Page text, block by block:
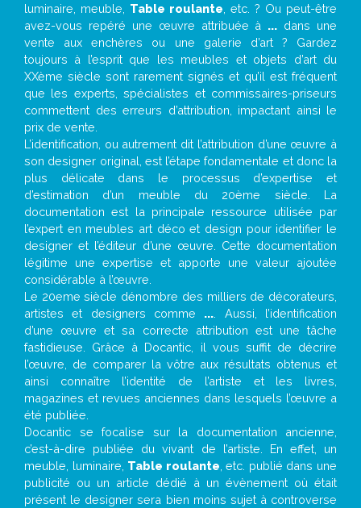
luminaire, meuble, Table roulante , etc. ? Ou peut-être
avez-vous repéré une œuvre attribuée à ... dans une
vente aux enchères ou une galerie d’art ? Gardez
toujours à l’esprit que les meubles et objets d’art du
XXème siècle sont rarement signés et qu’il est fréquent
que les experts, spécialistes et commissaires-priseurs
commettent des erreurs d’attribution, impactant ainsi le
prix de vente.
L’identification, ou autrement dit l’attribution d’une œuvre à
son designer original, est l’étape fondamentale et donc la
plus délicate dans le processus d’expertise et
d’estimation d’un meuble du 20ème siècle. La
documentation est la principale ressource utilisée par
l’expert en meubles art déco et design pour identifier le
designer et l’éditeur d’une œuvre. Cette documentation
légitime une expertise et apporte une valeur ajoutée
considérable à l’œuvre.
Le 20eme siècle dénombre des milliers de décorateurs,
artistes et designers comme ... . Aussi, l’identification
d’une œuvre et sa correcte attribution est une tâche
fastidieuse. Grâce à Docantic, il vous suffit de décrire
l’œuvre, de comparer la vôtre aux résultats obtenus et
ainsi connaître l’identité de l’artiste et les livres,
magazines et revues anciennes dans lesquels l’œuvre a
été publiée.
Docantic se focalise sur la documentation ancienne,
c’est-à-dire publiée du vivant de l’artiste. En effet, un
meuble, luminaire, Table roulante , etc. publié dans une
publicité ou un article dédié à un évènement où était
présent le designer sera bien moins sujet à controverse